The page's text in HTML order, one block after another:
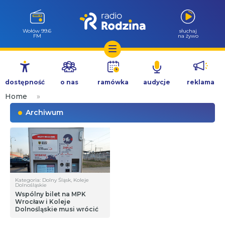
Przejdź
treści
Wołów 99.6
FM
słuchaj
na żywo
dostępność o nas ramówka audycje reklama
Home
»
Archiwum
Kategoria: Dolny Śląsk, Koleje
Dolnośląskie
Wspólny bilet na MPK
Wrocław i Koleje
Dolnośląskie musi wrócić